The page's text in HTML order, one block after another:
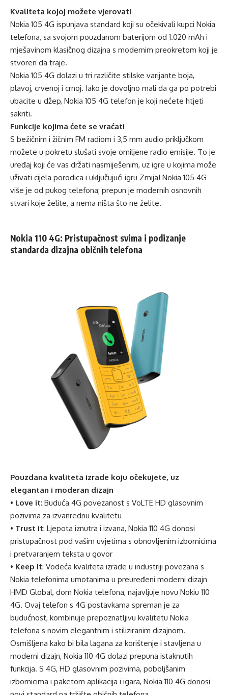
Kvaliteta kojoj možete vjerovati
Nokia 105 4G ispunjava standard koji su očekivali kupci Nokia
telefona, sa svojom pouzdanom baterijom od 1.020 mAh i
mješavinom klasičnog dizajna s modernim preokretom koji je
stvoren da traje.
Nokia 105 4G dolazi u tri različite stilske varijante boja,
plavoj, crvenoj i crnoj. Iako je dovoljno mali da ga po potrebi
ubacite u džep, Nokia 105 4G telefon je koji nećete htjeti
sakriti.
Funkcije kojima ćete se vraćati
S bežičnim i žičnim FM radiom i 3,5 mm audio priključkom
možete u pokretu slušati svoje omiljene radio emisije. To je
uređaj koji će vas držati nasmiješenim, uz igre u kojima može
uživati cijela porodica i uključujući igru Zmija! Nokia 105 4G
više je od pukog telefona; prepun je modernih osnovnih
stvari koje želite, a nema ništa što ne želite.
Nokia 110 4G: Pristupačnost svima i podizanje
standarda dizajna običnih telefona
Pouzdana kvaliteta izrade koju očekujete, uz
elegantan i moderan dizajn
• Love it: Buduća 4G povezanost s VoLTE HD glasovnim
pozivima za izvanrednu kvalitetu
• Trust it: Ljepota iznutra i izvana, Nokia 110 4G donosi
pristupačnost pod vašim uvjetima s obnovljenim izbornicima
i pretvaranjem teksta u govor
• Keep it: Vodeća kvaliteta izrade u industriji povezana s
Nokia telefonima umotanima u preuređeni moderni dizajn
HMD Global, dom Nokia telefona, najavljuje novu Nokiu 110
4G. Ovaj telefon s 4G postavkama spreman je za
budućnost, kombinuje prepoznatljivu kvalitetu Nokia
telefona s novim elegantnim i stiliziranim dizajnom.
Osmišljena kako bi bila lagana za korištenje i stavljena u
moderni dizajn, Nokia 110 4G dolazi prepuna istaknutih
funkcija. S 4G, HD glasovnim pozivima, poboljšanim
izbornicima i paketom aplikacija i igara, Nokia 110 4G donosi